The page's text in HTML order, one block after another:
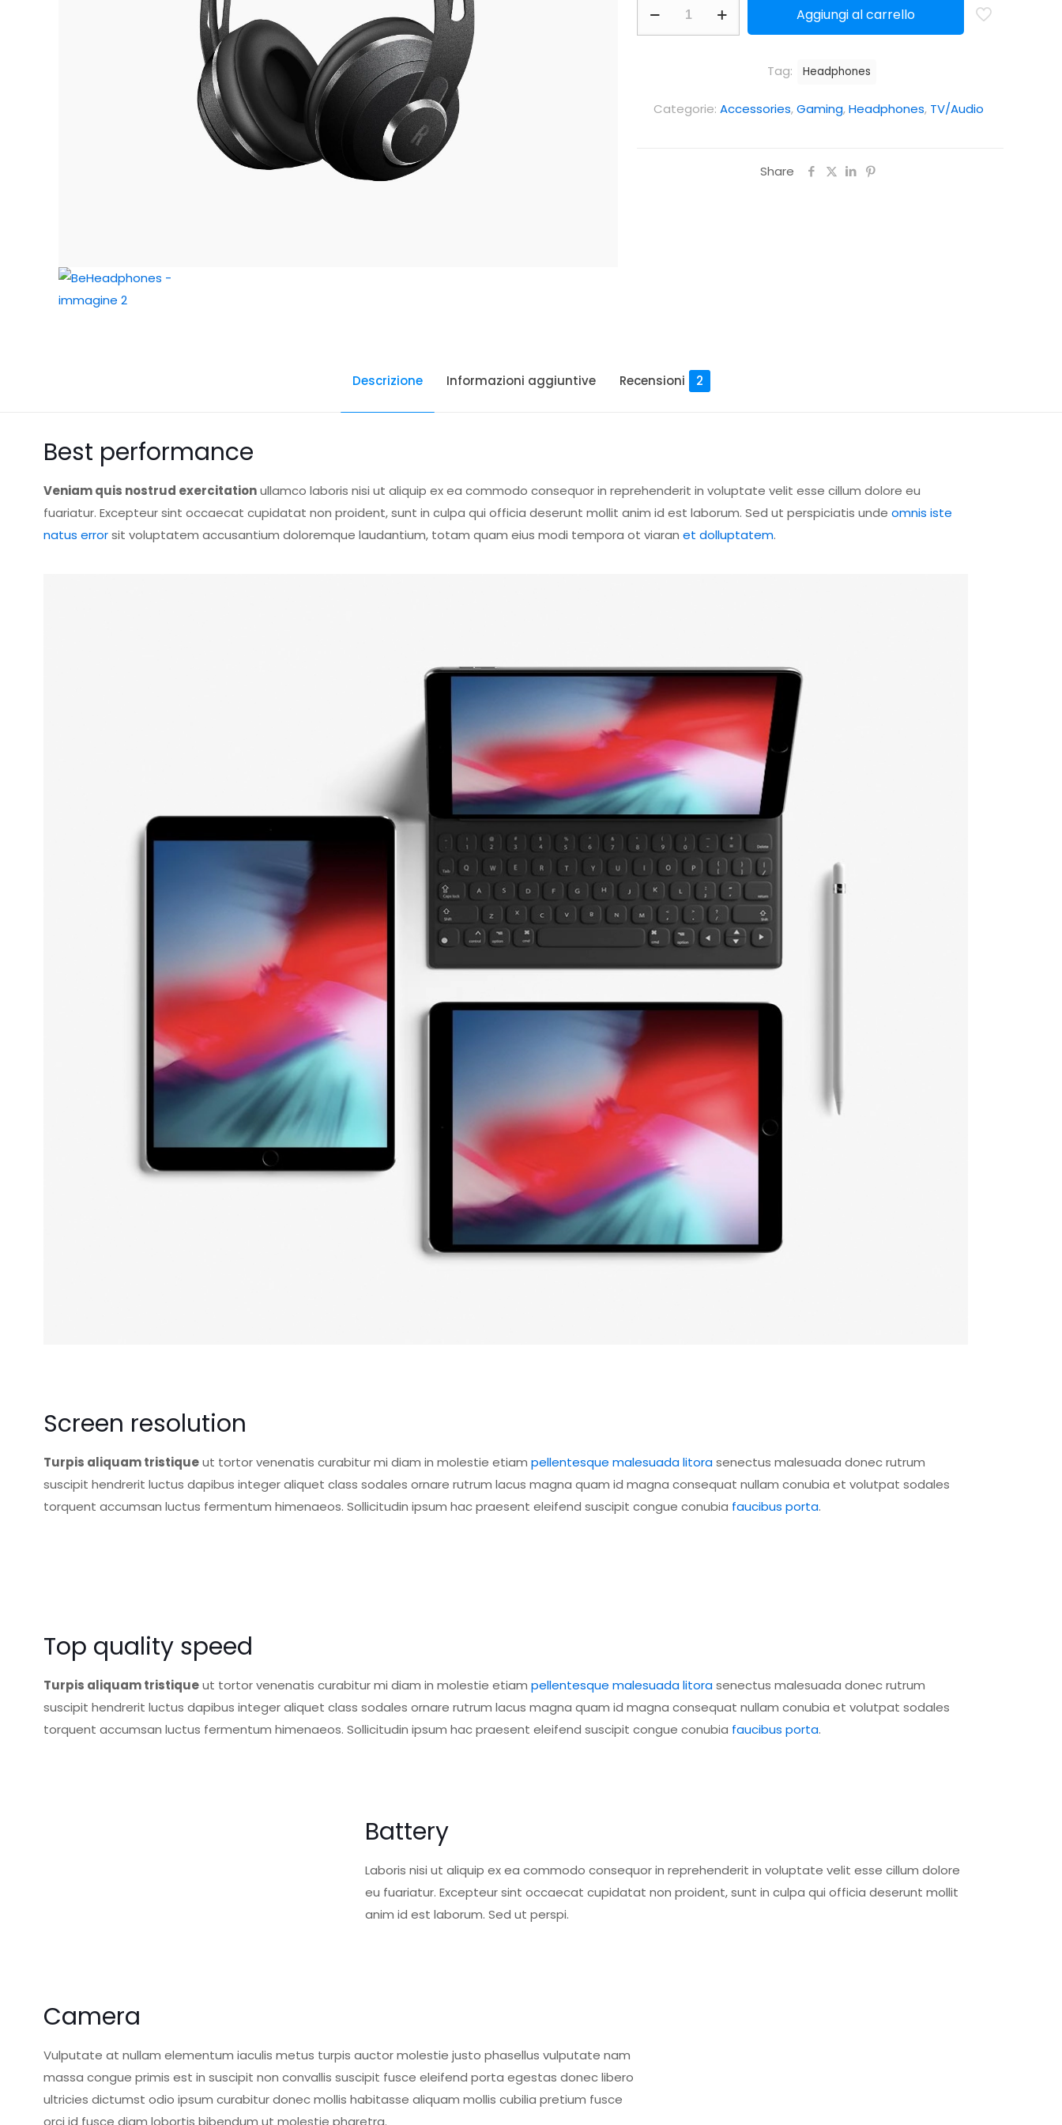
Aggiungi al carrello
Categorie: Accessories,Gaming,Headphones, TV/Audio
Tag: Headphones
Share
Descrizione Informazioni aggiuntive Recensioni 2
Best performance
Veniam quis nostrud exercitationullamco laboris nisi ut aliquip ex ea commodo consequor in reprehenderit in voluptate velit esse cillum dolore eu
fuariatur. Excepteur sint occaecat cupidatat non proident, sunt in culpa qui officia deserunt mollit anim id est laborum. Sed ut perspiciatis unde omnis iste
natus errorsit voluptatem accusantium doloremque laudantium, totam quam eius modi tempora ot viaran et dolluptatem.
Screen resolution
Turpis aliquam tristiqueut tortor venenatis curabitur mi diam in molestie etiam pellentesque malesuada litorasenectus malesuada donec rutrum
suscipit hendrerit luctus dapibus integer aliquet class sodales ornare rutrum lacus magna quam id magna consequat nullam conubia et volutpat sodales
torquent accumsan luctus fermentum himenaeos. Sollicitudin ipsum hac praesent eleifend suscipit congue conubia faucibus porta.
Top quality speed
Turpis aliquam tristiqueut tortor venenatis curabitur mi diam in molestie etiam pellentesque malesuada litorasenectus malesuada donec rutrum
suscipit hendrerit luctus dapibus integer aliquet class sodales ornare rutrum lacus magna quam id magna consequat nullam conubia et volutpat sodales
torquent accumsan luctus fermentum himenaeos. Sollicitudin ipsum hac praesent eleifend suscipit congue conubia faucibus porta.
Battery
Laboris nisi ut aliquip ex ea commodo consequor in reprehenderit in voluptate velit esse cillum dolore
eu fuariatur. Excepteur sint occaecat cupidatat non proident, sunt in culpa qui officia deserunt mollit
anim id est laborum. Sed ut perspi.
Camera
Vulputate at nullam elementum iaculis metus turpis auctor molestie justo phasellus vulputate nam
massa congue primis est in suscipit non convallis suscipit fusce eleifend porta egestas donec libero
ultricies dictumst odio ipsum curabitur donec mollis habitasse aliquam mollis cubilia pretium fusce
orci id fusce diam lobortis bibendum ut molestie pharetra.